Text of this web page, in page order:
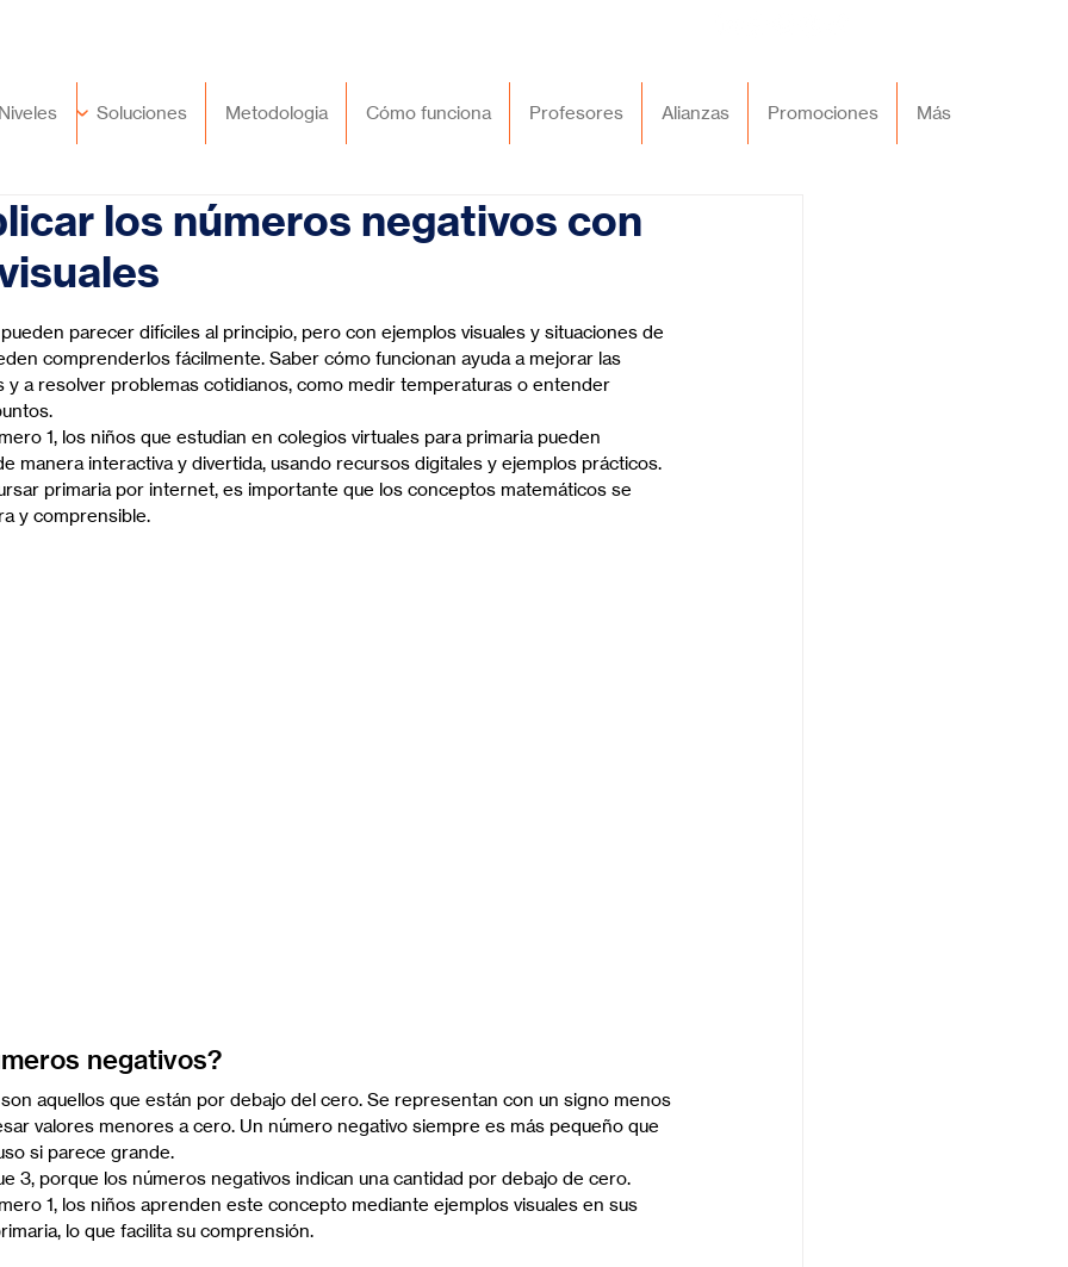
Niveles Soluciones Metodologia Cómo funciona Profesores Alianzas Promociones Más
los números negativos con
parecer difíciles al principio, pero con ejemplos visuales y situaciones de
comprenderlos fácilmente. Saber cómo funcionan ayuda a mejorar las
y a resolver problemas cotidianos, como medir temperaturas o entender
1, los niños que estudian en colegios virtuales para primaria pueden
manera interactiva y divertida, usando recursos digitales y ejemplos prácticos.
primaria por internet, es importante que los conceptos matemáticos se
y comprensible.
negativos?
aquellos que están por debajo del cero. Se representan con un signo menos
valores menores a cero. Un número negativo siempre es más pequeño que
si parece grande.
3, porque los números negativos indican una cantidad por debajo de cero.
1, los niños aprenden este concepto mediante ejemplos visuales en sus
lo que facilita su comprensión.